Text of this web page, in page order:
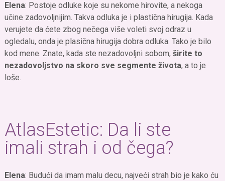
Elena: Postoje odluke koje su nekome hirovite, a nekoga
učine zadovoljnijim. Takva odluka je i plastična hirugija. Kada
verujete da ćete zbog nečega više voleti svoj odraz u
ogledalu, onda je plasična hirugija dobra odluka. Tako je bilo
kod mene. Znate, kada ste nezadovoljni sobom, širite to
nezadovoljstvo na skoro sve segmente života, a to je
loše.
AtlasEstetic: Da li ste
imali strah i od čega?
Elena: Budući da imam malu decu, najveći strah bio je kako ću